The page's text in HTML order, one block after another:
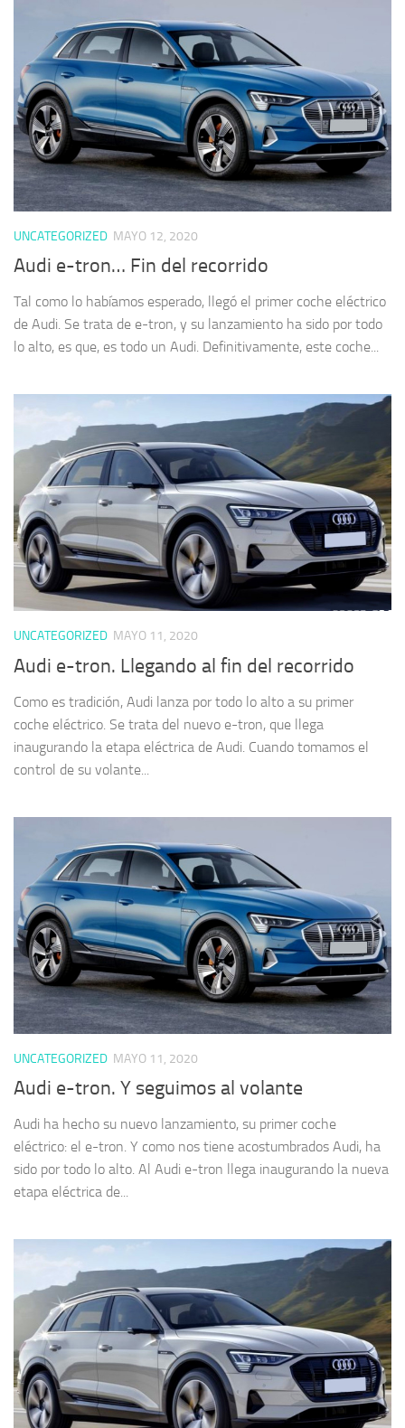
UNCATEGORIZED MAYO 12, 2020
Audi e-tron… Fin del recorrido
Tal como lo habíamos esperado, llegó el primer coche eléctrico
de Audi. Se trata de e-tron, y su lanzamiento ha sido por todo
lo alto, es que, es todo un Audi. Definitivamente, este coche...
UNCATEGORIZED MAYO 11, 2020
Audi e-tron. Llegando al fin del recorrido
Como es tradición, Audi lanza por todo lo alto a su primer
coche eléctrico. Se trata del nuevo e-tron, que llega
inaugurando la etapa eléctrica de Audi. Cuando tomamos el
control de su volante...
UNCATEGORIZED MAYO 11, 2020
Audi e-tron. Y seguimos al volante
Audi ha hecho su nuevo lanzamiento, su primer coche
eléctrico: el e-tron. Y como nos tiene acostumbrados Audi, ha
sido por todo lo alto. Al Audi e-tron llega inaugurando la nueva
etapa eléctrica de...